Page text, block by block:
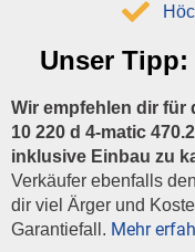
Unser Tipp:
Wir empfehlen dir für
10 220 d 4-matic
inklusive Einbau zu
Verkäufer ebenfalls
dir viel Ärger und
Garantiefall. Mehr